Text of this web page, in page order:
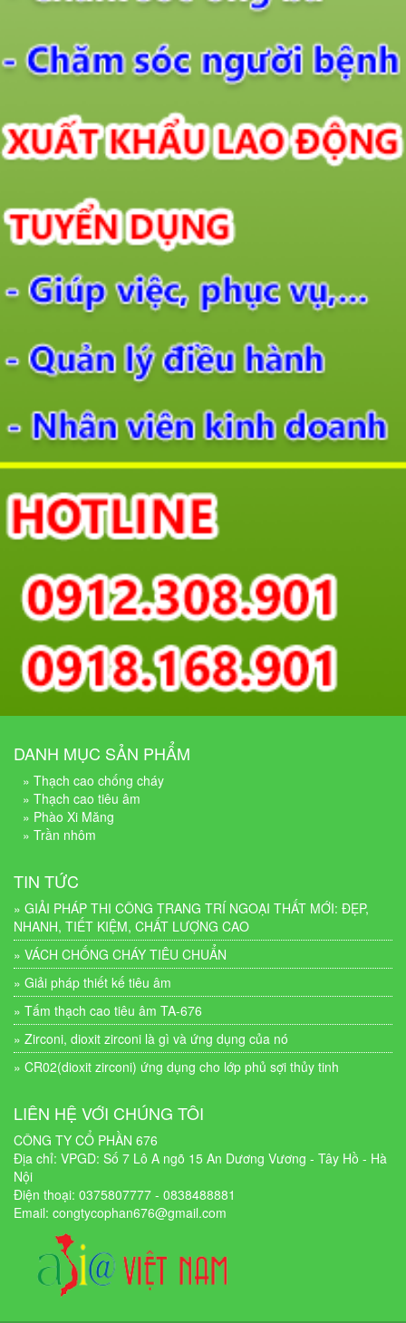
DANH MỤC SẢN PHẨM
» Thạch cao chống cháy
» Thạch cao tiêu âm
» Phào Xi Măng
» Trần nhôm
TIN TỨC
» GIẢI PHÁP THI CÔNG TRANG TRÍ NGOẠI THẤT MỚI: ĐẸP,
NHANH, TIẾT KIỆM, CHẤT LƯỢNG CAO
» VÁCH CHỐNG CHÁY TIÊU CHUẨN
» Giải pháp thiết kế tiêu âm
» Tấm thạch cao tiêu âm TA-676
» Zirconi, dioxit zirconi là gì và ứng dụng của nó
» CR02(dioxit zirconi) ứng dụng cho lớp phủ sợi thủy tinh
LIÊN HỆ VỚI CHÚNG TÔI
CÔNG TY CỔ PHẦN 676
Địa chỉ: VPGD: Số 7 Lô A ngõ 15 An Dương Vương - Tây Hồ - Hà
Nội
Điện thoại: 0375807777 - 0838488881
Email: congtycophan676@gmail.com